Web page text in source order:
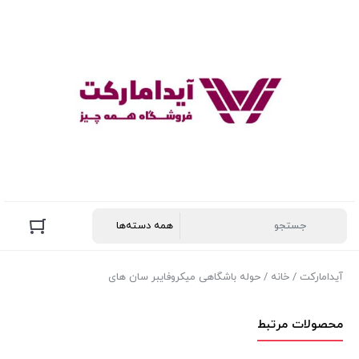
آیدامارکت / خانه / حوله باشگاهی میکروفایبر سان های
محصولات مرتبط